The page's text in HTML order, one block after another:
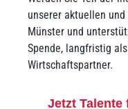
unserer aktuellen
Münster und
Spende, langfristig
Wirtschaftspartner.
Jetzt Talente